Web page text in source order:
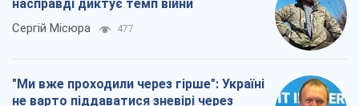
насправді диктує темп війни
Сергій Місюра 477
"Ми вже проходили через гірше": Україні
не варто піддаватися зневірі через